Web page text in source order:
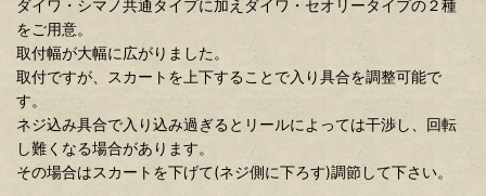
ダイワ・シマノ共通タイプに加えダイワ・セオリータイプの２種
をご用意。
取付幅が大幅に広がりました。
取付ですが、スカートを上下することで入り具合を調整可能で
す。
ネジ込み具合で入り込み過ぎるとリールによっては干渉し、回転
し難くなる場合があります。
その場合はスカートを下げて(ネジ側に下ろす)調節して下さい。